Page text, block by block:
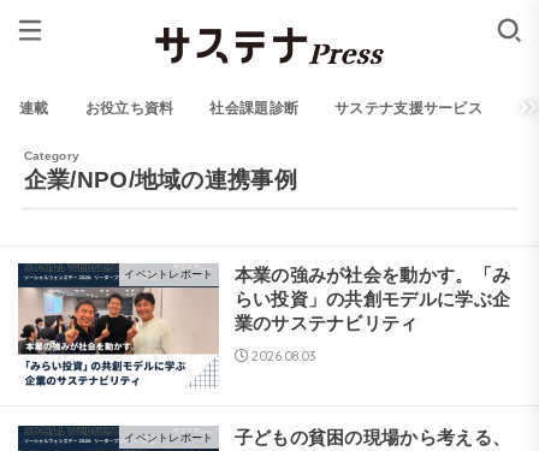
連載 お役立ち資料 社会課題診断 サステナ支援サービス
企業/NPO/地域の連携事例
イベントレポート
本業の強みが社会を動かす。「み
らい投資」の共創モデルに学ぶ企
業のサステナビリティ
2026.08.03
イベントレポート
子どもの貧困の現場から考える、